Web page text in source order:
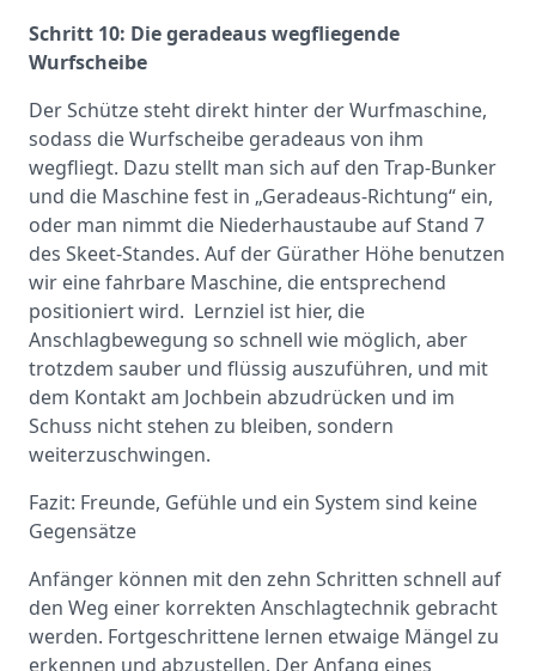
Schritt 10: Die geradeaus wegfliegende
Wurfscheibe
Der Schütze steht direkt hinter der Wurfmaschine,
sodass die Wurfscheibe geradeaus von ihm
wegfliegt. Dazu stellt man sich auf den Trap-Bunker
und die Maschine fest in „Geradeaus-Richtung“ ein,
oder man nimmt die Niederhaustaube auf Stand 7
des Skeet-Standes. Auf der Gürather Höhe benutzen
wir eine fahrbare Maschine, die entsprechend
positioniert wird. Lernziel ist hier, die
Anschlagbewegung so schnell wie möglich, aber
trotzdem sauber und flüssig auszuführen, und mit
dem Kontakt am Jochbein abzudrücken und im
Schuss nicht stehen zu bleiben, sondern
weiterzuschwingen.
Fazit: Freunde, Gefühle und ein System sind keine
Gegensätze
Anfänger können mit den zehn Schritten schnell auf
den Weg einer korrekten Anschlagtechnik gebracht
werden. Fortgeschrittene lernen etwaige Mängel zu
erkennen und abzustellen. Der Anfang eines